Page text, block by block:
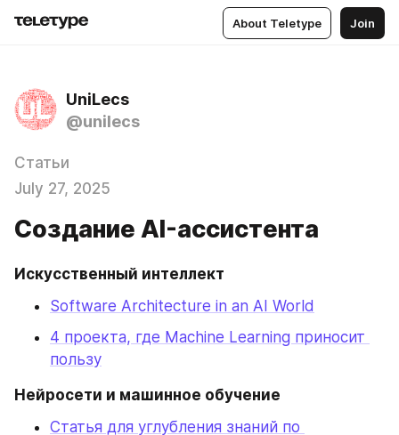
About Teletype Join
UniLecs
@unilecs
Статьи
July 27, 2025
Создание AI-ассистента
Искусственный интеллект
Software Architecture in an AI World
4 проекта, где Machine Learning приносит
пользу
Нейросети и машинное обучение
Статья для углубления знаний по